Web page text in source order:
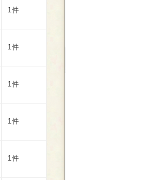
1件
1件
1件
1件
1件